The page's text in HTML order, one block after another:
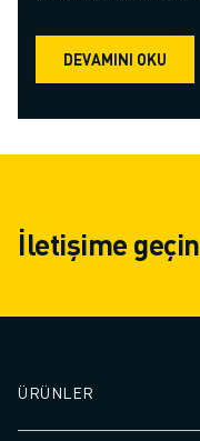
DEVAMINI OKU
İletişime geçin
ÜRÜNLER